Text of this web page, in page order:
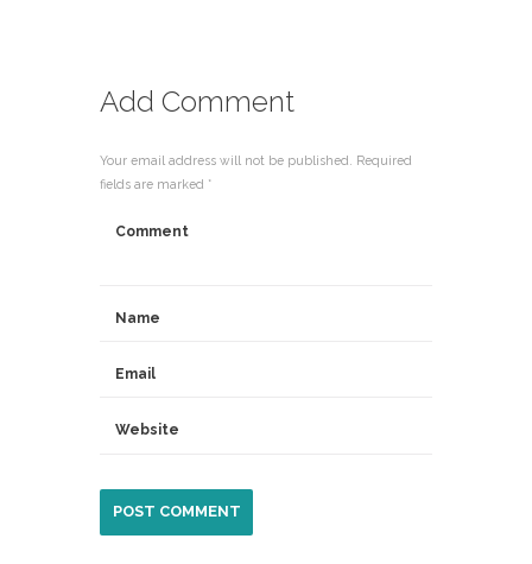
Add Comment
Your email address will not be published. Required
fields are marked *